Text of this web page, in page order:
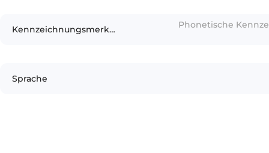
Kennzeichnungsmerkmale Phonetische
Sprache